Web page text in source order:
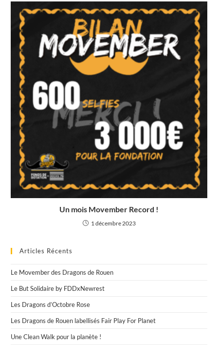
Un mois Movember Record !
1 décembre 2023
Articles Récents
Le Movember des Dragons de Rouen
Le But Solidaire by FDDxNewrest
Les Dragons d’Octobre Rose
Les Dragons de Rouen labellisés Fair Play For Planet
Une Clean Walk pour la planète !